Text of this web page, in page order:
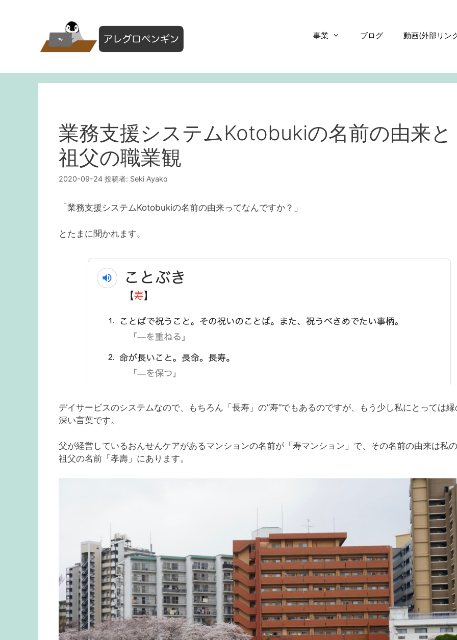
事業 ブログ 動画(外部リン
業務支援システムKotobukiの名前の由来と
祖父の職業観
2020-09-24 投稿者: Seki Ayako
「業務支援システムKotobukiの名前の由来ってなんですか？」
とたまに聞かれます。
デイサービスのシステムなので、もちろん「長寿」の”寿”でもあるのですが、もう少し私にとっては縁
深い言葉です。
父が経営しているおんせんケアがあるマンションの名前が「寿マンション」で、その名前の由来は私の
祖父の名前「孝壽」にあります。